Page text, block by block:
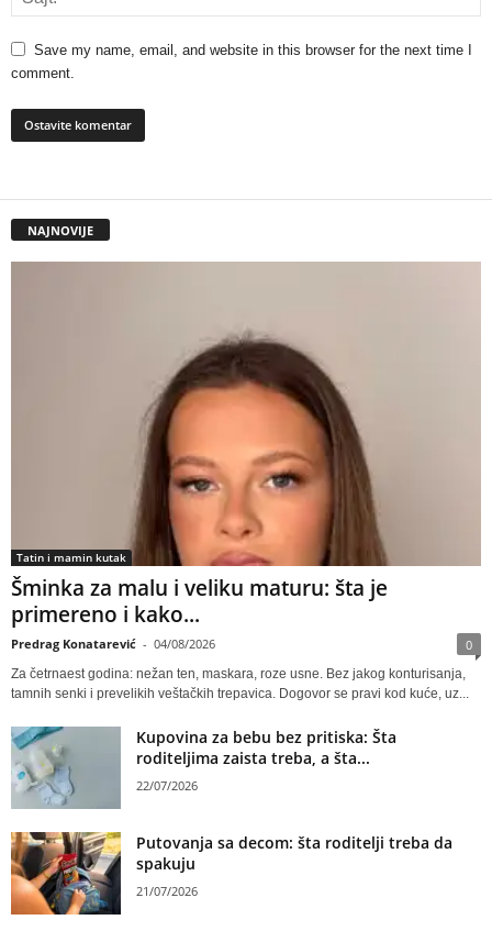
Save my name, email, and website in this browser for the next time I
comment.
NAJNOVIJE
Tatin i mamin kutak
Šminka za malu i veliku maturu: šta je
primereno i kako...
Predrag Konatarević - 04/08/2026 0
Za četrnaest godina: nežan ten, maskara, roze usne. Bez jakog konturisanja,
tamnih senki i prevelikih veštačkih trepavica. Dogovor se pravi kod kuće, uz...
Kupovina za bebu bez pritiska: Šta
roditeljima zaista treba, a šta...
22/07/2026
Putovanja sa decom: šta roditelji treba da
spakuju
21/07/2026